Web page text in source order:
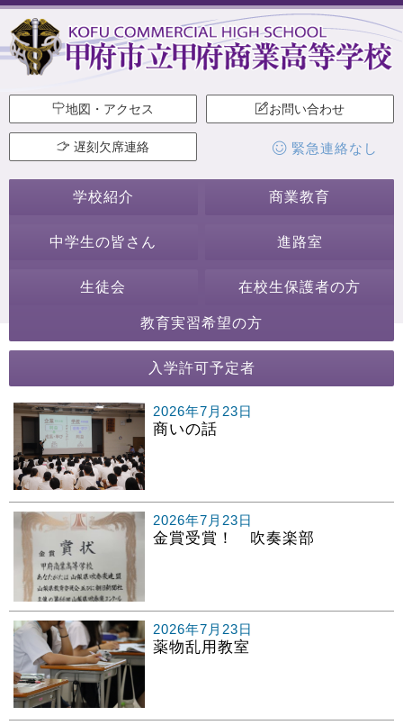
地図・アクセス お問い合わせ
遅刻欠席連絡 緊急連絡なし
学校紹介 商業教育
中学生の皆さん 進路室
生徒会 在校生保護者の方
教育実習希望の方
入学許可予定者
2026年7月23日
商いの話
2026年7月23日
金賞受賞！ 吹奏楽部
2026年7月23日
薬物乱用教室